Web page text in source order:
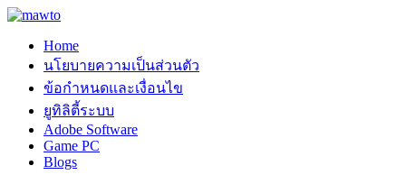
Skip
content
MAWTO
ดาวน์โหลดโปรแกรมฟรี ตัวเต็มถาวร ใหม่ 2023 ไม่ครอบลิงค์
Home
นโยบายความเป็นส่วนตัว
ข้อกำหนดและเงื่อนไข
ยูทิลิตี้ระบบ
Adobe Software
Game PC
Blogs